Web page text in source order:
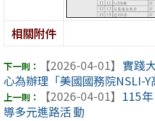
相關附件
【2026-04-01】 實踐
心為辦理「美國國務院NSLI-Y
【2026-04-01】 115
導多元進路活 動